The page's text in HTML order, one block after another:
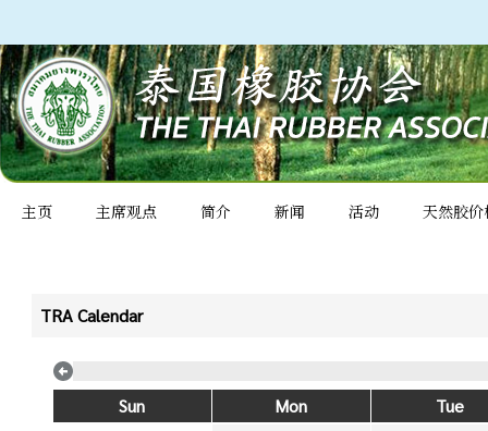
主页 主席观点 简介 新闻 活动 天然胶价
TRA Calendar
Sun Mon Tue